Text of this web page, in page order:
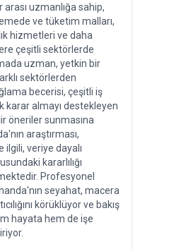
uzmanlığa sahip,
ve tüketim malları,
hizmetleri ve daha
çeşitli sektörlerde
uzman, yetkin bir
sektörlerden
becerisi, çeşitli iş
karar almayı destekleyen
öneriler sunmasına
araştırması,
ilgili, veriye dayalı
kararlılığı
Profesyonel
seyahat, macera
körüklüyor ve bakış
hayata hem de işe